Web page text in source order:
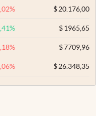
% $20.176,00
% $1965,65
% $7709,96
% $26.348,35